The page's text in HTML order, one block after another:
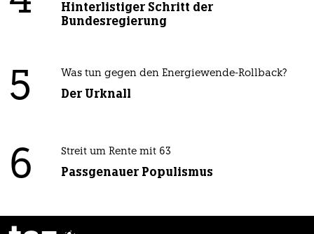
Hinterlistiger Schritt der
Bundesregierung
5 Was tun gegen den Energiewende-Rollback?
Der Urknall
6 Streit um Rente mit 63
Passgenauer Populismus